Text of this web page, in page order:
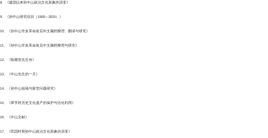
8、《建国以来孙中山政治文化形象的演变》
9、《孙中山研究综目（1900—2015）》
10、《孙中山辛亥革命前后外文藏档整理、翻译与研究》
11、《孙中山辛亥革命前后中文藏档整理与研究》
12、《陈耀垣先生传》
13、《中山先生的一天》
14、《孙中山祖籍与家世问题研究》
15、《翠亨村历史文化遗产的保护与活化利用》
16、《中山文献》
17、《民国时期孙中山政治文化形象的演变》